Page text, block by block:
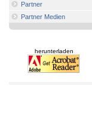
Partner
Partner Medien
herunterladen